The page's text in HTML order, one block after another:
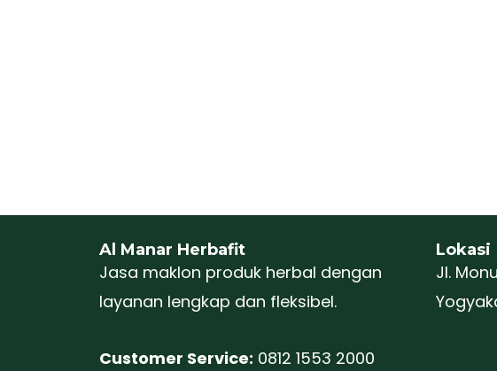
Al Manar Herbafit
Jasa maklon produk herbal dengan
layanan lengkap dan fleksibel.
Customer Service: 0812 1553 2000
Lokasi
Jl.